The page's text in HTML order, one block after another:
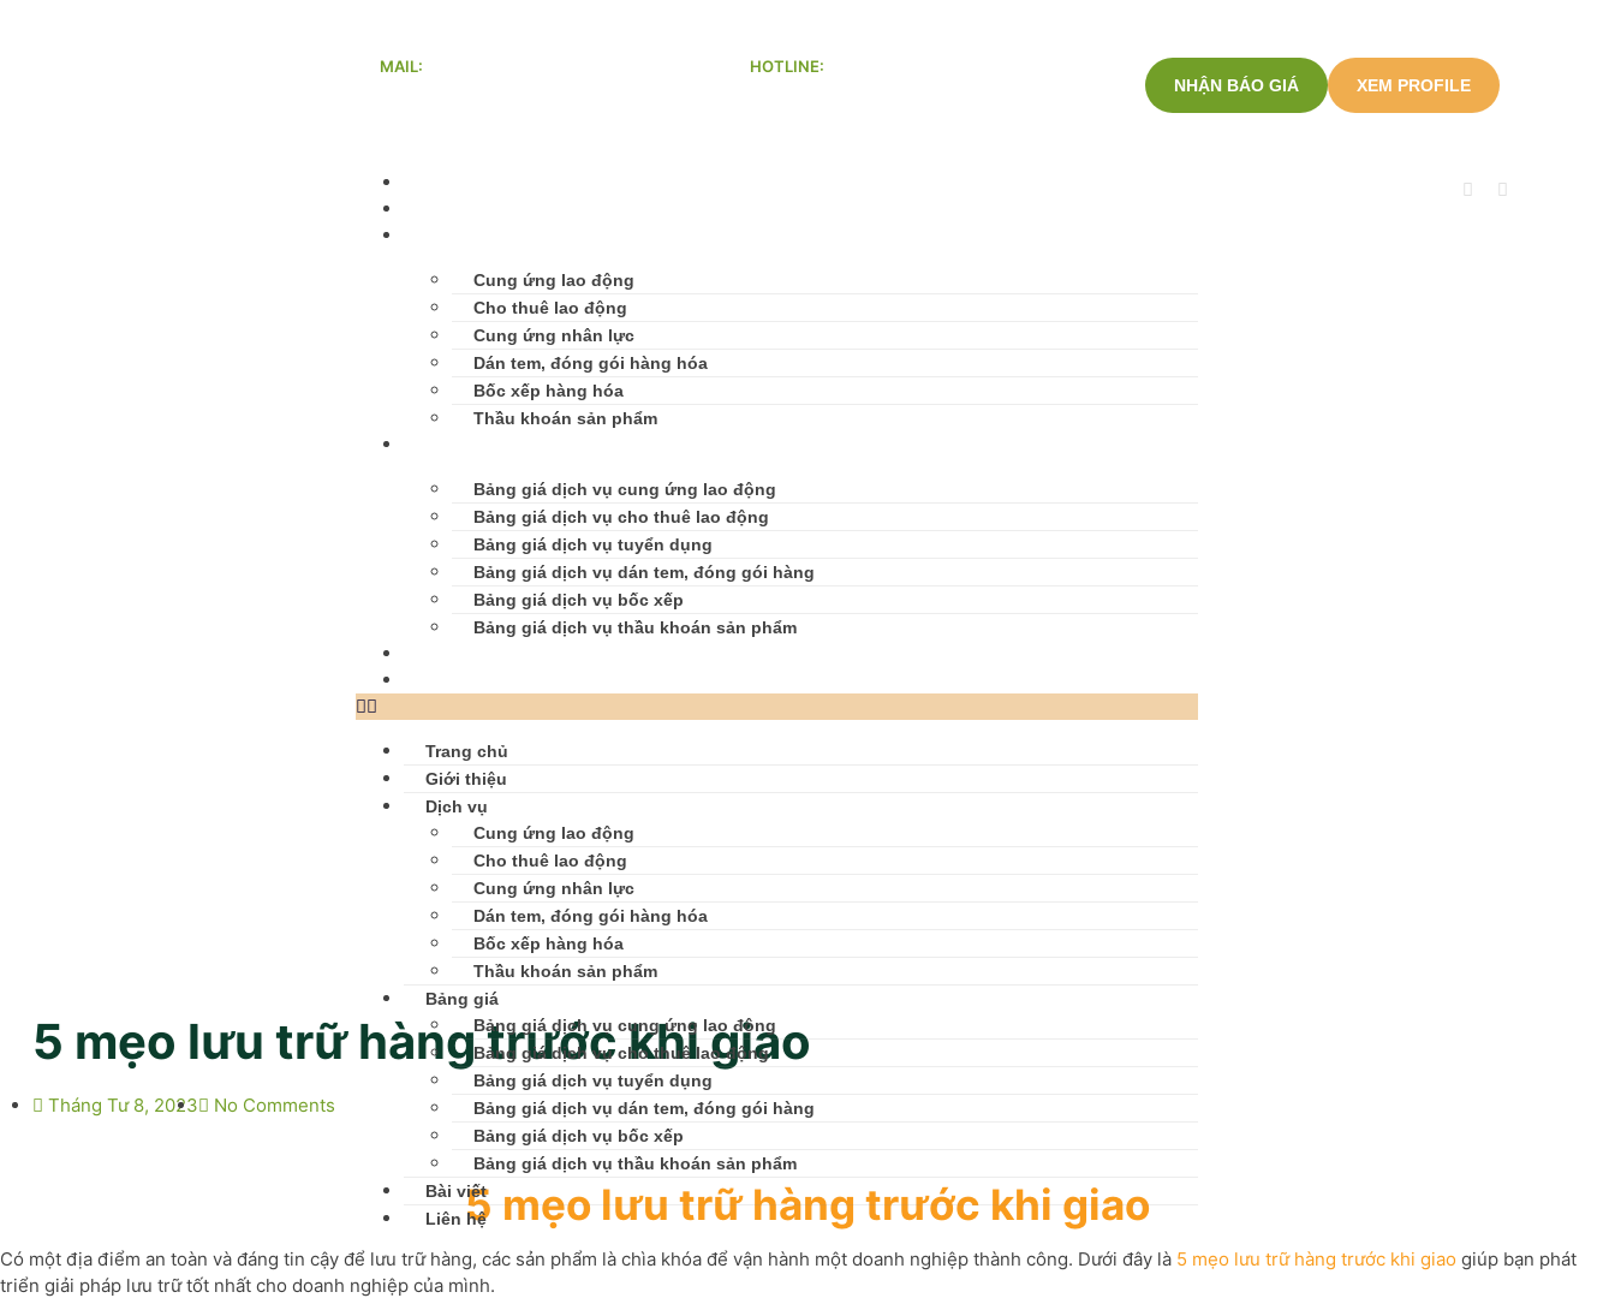
MAIL:
HOTLINE:
NHẬN BÁO GIÁ XEM PROFILE
Cung ứng lao động
Cho thuê lao động
Cung ứng nhân lực
Dán tem, đóng gói hàng hóa
Bốc xếp hàng hóa
Thầu khoán sản phẩm
Bảng giá dịch vụ cung ứng lao động
Bảng giá dịch vụ cho thuê lao động
Bảng giá dịch vụ tuyển dụng
Bảng giá dịch vụ dán tem, đóng gói hàng
Bảng giá dịch vụ bốc xếp
Bảng giá dịch vụ thầu khoán sản phẩm
Trang chủ
Giới thiệu
Dịch vụ
Cung ứng lao động
Cho thuê lao động
Cung ứng nhân lực
Dán tem, đóng gói hàng hóa
Bốc xếp hàng hóa
Thầu khoán sản phẩm
Bảng giá
Bảng giá dịch vụ cung ứng lao động
Bảng giá dịch vụ cho thuê lao động
Bảng giá dịch vụ tuyển dụng
Bảng giá dịch vụ dán tem, đóng gói hàng
Bảng giá dịch vụ bốc xếp
Bảng giá dịch vụ thầu khoán sản phẩm
Bài viết
Liên hệ
5 mẹo lưu trữ hàng trước khi giao
Tháng Tư 8, 2023 No Comments
5 mẹo lưu trữ hàng trước khi giao
Có một địa điểm an toàn và đáng tin cậy để lưu trữ hàng, các sản phẩm là chìa khóa để vận hành một doanh nghiệp thành công. Dưới đây là 5 mẹo lưu trữ hàng trước khi giao giúp bạn phát
triển giải pháp lưu trữ tốt nhất cho doanh nghiệp của mình.